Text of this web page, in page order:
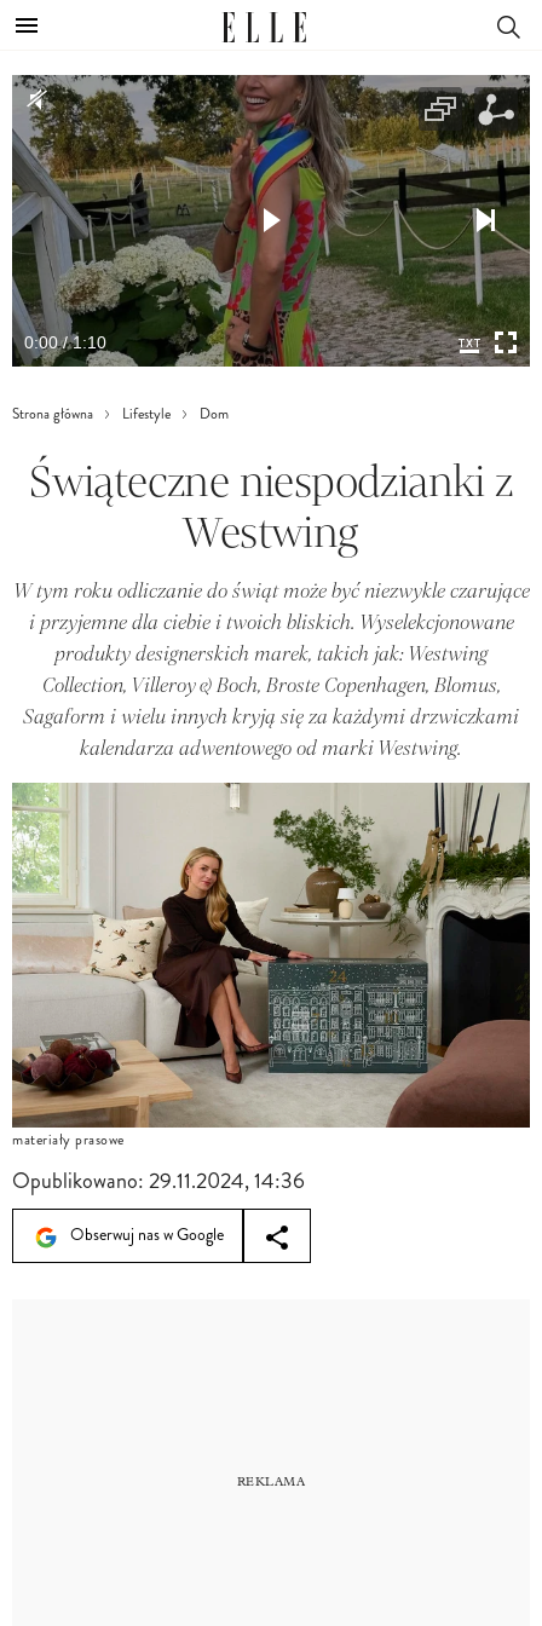
0:00 / 1:10
Strona główna Lifestyle Dom
Świąteczne niespodzianki z
Westwing
W tym roku odliczanie do świąt może być niezwykle czarujące
i przyjemne dla ciebie i twoich bliskich. Wyselekcjonowane
produkty designerskich marek, takich jak: Westwing
Collection, Villeroy & Boch, Broste Copenhagen, Blomus,
Sagaform i wielu innych kryją się za każdymi drzwiczkami
kalendarza adwentowego od marki Westwing.
materiały prasowe
Opublikowano:29.11.2024, 14:36
Obserwuj nas w Google